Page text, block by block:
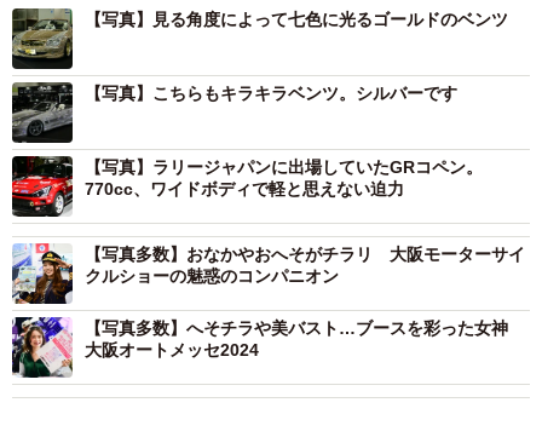
【写真】見る角度によって七色に光るゴールドのベンツ
【写真】こちらもキラキラベンツ。シルバーです
【写真】ラリージャパンに出場していたGRコペン。
770cc、ワイドボディで軽と思えない迫力
【写真多数】おなかやおへそがチラリ 大阪モーターサイ
クルショーの魅惑のコンパニオン
【写真多数】へそチラや美バスト…ブースを彩った女神
大阪オートメッセ2024